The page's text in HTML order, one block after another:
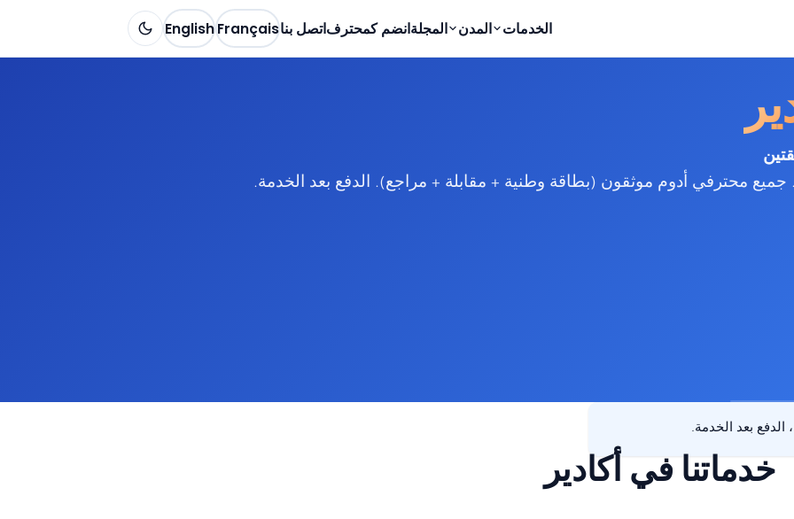
الخدمات المدن المجلةانضم كمحترفاتصل بناFrançais
English
محترفي أدوم موثقون (بطاقة وطنية + مقابلة + مراجع). الدفع بعد الخدمة.
خدماتنا في أكادير